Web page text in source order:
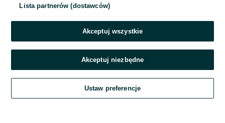
Zadzwoń / SMS
Szukaj Obserwujesz Dodaj Czat Konto
Lista partnerów (dostawców)
Akceptuj wszystkie
Akceptuj niezbędne
Ustaw preferencje